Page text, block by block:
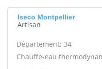
Iseco Montpellier
Artisan
Département: 34
Chauffe-eau